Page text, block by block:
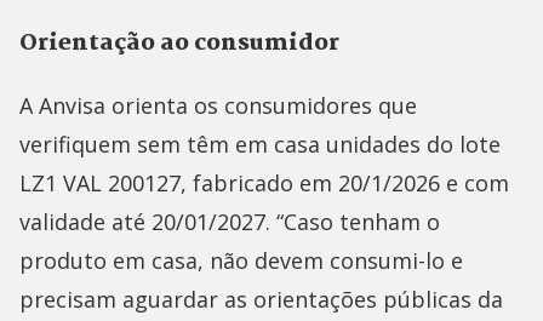
Orientação ao consumidor
A Anvisa orienta os consumidores que
verifiquem sem têm em casa unidades do lote
LZ1 VAL 200127, fabricado em 20/1/2026 e com
validade até 20/01/2027. “Caso tenham o
produto em casa, não devem consumi-lo e
precisam aguardar as orientações públicas da